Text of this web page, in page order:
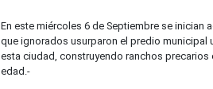
En este miércoles 6 de Septiembre se inician
que ignorados usurparon el predio municipal
esta ciudad, construyendo ranchos
edad.-